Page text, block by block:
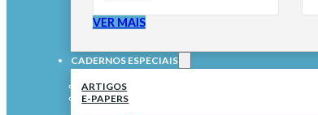
VER MAIS
CADERNOS ESPECIAIS
ARTIGOS
E-PAPERS